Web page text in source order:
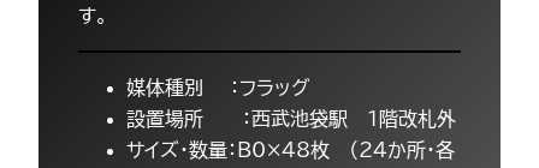
す。
媒体種別 ：フラッグ
設置場所 ：西武池袋駅 1階改札外
サイズ・数量：B0×48枚 （24か所・各